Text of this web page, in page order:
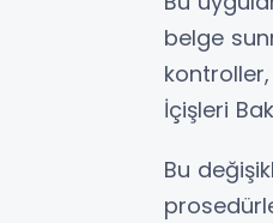
belge
İçişleri
Bu